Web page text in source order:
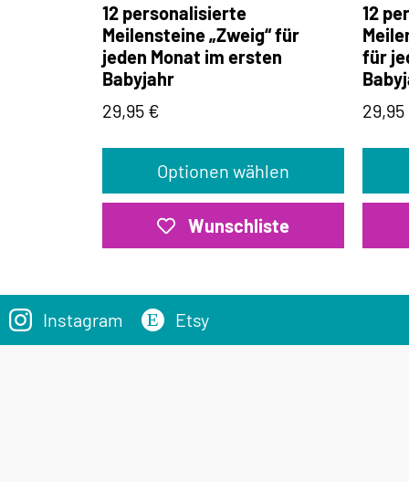
12 personalisierte
Meilensteine „Zweig“ für
jeden Monat im ersten
Babyjahr
29,95 €
Optionen wählen
Wunschliste
12
für
29,95
Instagram Etsy